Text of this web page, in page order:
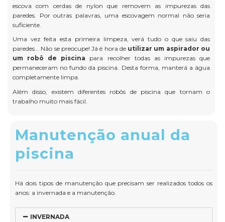
escova com cerdas de nylon que removem as impurezas das
paredes. Por outras palavras, uma escovagem normal não seria
suficiente.
Uma vez feita esta primeira limpeza, verá tudo o que saiu das
paredes... Não se preocupe! Já é hora de utilizar um aspirador ou
um robô de piscina para recolher todas as impurezas que
permaneceram no fundo da piscina. Desta forma, manterá a água
completamente limpa.
Além disso, existem diferentes robôs de piscina que tornam o
trabalho muito mais fácil.
Manutenção anual da
piscina
Há dois tipos de manutenção que precisam ser realizados todos os
anos: a invernada e a manutenção.
INVERNADA